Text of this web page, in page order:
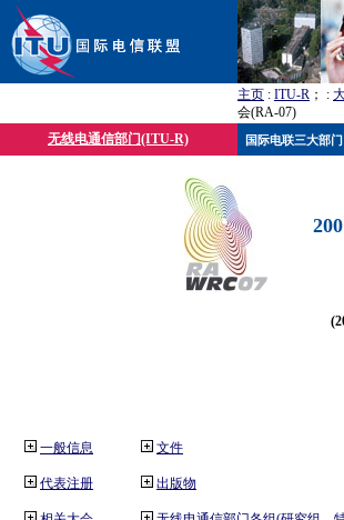
主页 : ITU-R ； :
会(RA-07)
无线电通信部门(ITU-R)
一般信息
代表注册
文件
出版物
国际电联三大部门